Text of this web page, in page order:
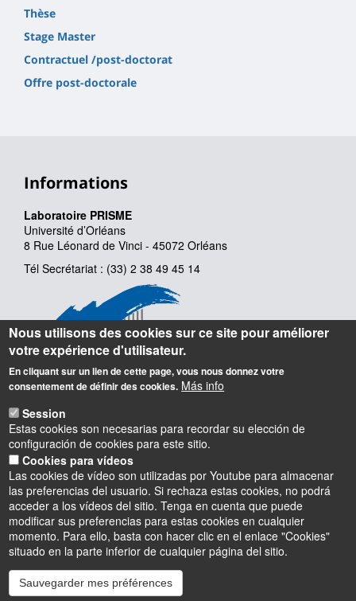
Thèse
Stage Master
Contractuel /post-doctorat
Offre post-doctorale
Informations
Laboratoire PRISME
Université d’Orléans
8 Rue Léonard de Vinci - 45072 Orléans
Tél Secrétariat : (33) 2 38 49 45 14
InstagramLinkedInYoutube
Nous utilisons des cookies sur ce site pour améliorer
votre expérience d'utilisateur.
En cliquant sur un lien de cette page, vous nous donnez votre
consentement de définir des cookies. Más info
Session
Estas cookies son necesarias para recordar su elección de
configuración de cookies para este sitio.
Cookies para vídeos
Las cookies de vídeo son utilizadas por Youtube para almacenar
las preferencias del usuario. Si rechaza estas cookies, no podrá
acceder a los vídeos del sitio. Tenga en cuenta que puede
modificar sus preferencias para estas cookies en cualquier
momento. Para ello, basta con hacer clic en el enlace "Cookies"
situado en la parte inferior de cualquier página del sitio.
Sauvegarder mes préférences